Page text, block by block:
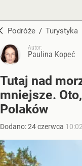
Podróże / Turystyka
Autor:
Paulina Kopeć
Tutaj nad
mniejsze.
Polaków
Dodano:24czerwca 10:02